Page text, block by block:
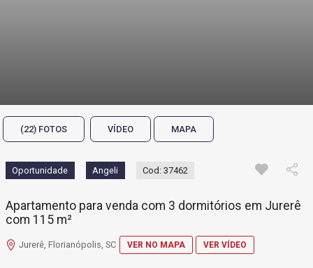
(22) FOTOS VÍDEO MAPA
Oportunidade Angeli Cod: 37462
Apartamento para venda com 3 dormitórios em Jurerê
com 115 m²
Jurerê, Florianópolis, SC VER NO MAPA VER VÍDEO